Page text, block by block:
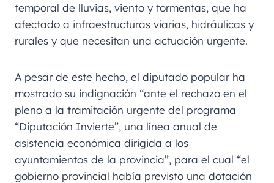
temporal de lluvias, viento y tormentas, que ha
afectado a infraestructuras viarias, hidráulicas y
rurales y que necesitan una actuación urgente.
A pesar de este hecho, el diputado popular ha
mostrado su indignación “ante el rechazo en el
pleno a la tramitación urgente del programa
“Diputación Invierte”, una línea anual de
asistencia económica dirigida a los
ayuntamientos de la provincia”, para el cual “el
gobierno provincial había previsto una dotación